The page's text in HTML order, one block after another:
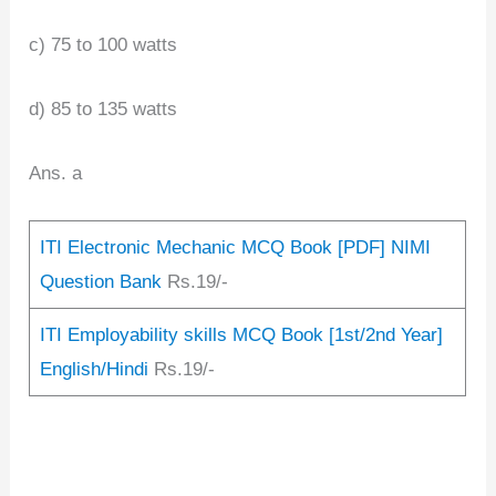
c) 75 to 100 watts
d) 85 to 135 watts
Ans. a
ITI Electronic Mechanic MCQ Book [PDF] NIMI
Question BankRs.19/-
ITI Employability skills MCQ Book [1st/2nd Year]
English/Hindi Rs.19/-